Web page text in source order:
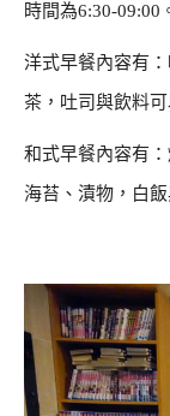
時間為6:30-09:00
洋式早餐內容有
茶，吐司與飲料可
和式早餐內容有
海苔、漬物，白